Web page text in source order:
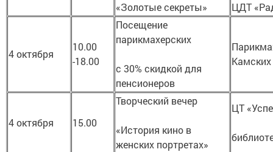
«Золотые секреты» ЦДТ
4 октября
10.00
-18.00
Посещение
парикмахерских
с 30% скидкой для
пенсионеров
4 октября 15.00
Творческий вечер
«История кино в
женских портретах»
ЦТ